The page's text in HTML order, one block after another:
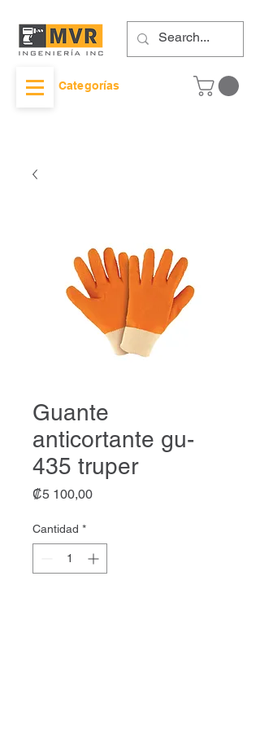
Categorías
Guante
anticortante gu-
435 truper
₡5 100,00Precio
Cantidad *